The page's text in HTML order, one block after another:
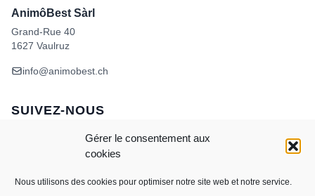
Gérer le consentement aux
cookies
Nous utilisons des cookies pour optimiser notre site web et notre service.
AnimôBest Sàrl
Grand-Rue 40
1627 Vaulruz
info@animobest.ch
SUIVEZ-NOUS